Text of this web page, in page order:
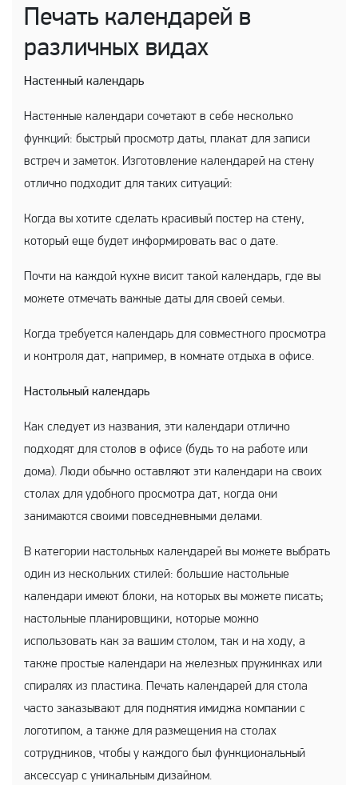
Печать календарей в
различных видах
Настенный календарь
Настенные календари сочетают в себе несколько
функций: быстрый просмотр даты, плакат для записи
встреч и заметок. Изготовление календарей на стену
отлично подходит для таких ситуаций:
Когда вы хотите сделать красивый постер на стену,
который еще будет информировать вас о дате.
Почти на каждой кухне висит такой календарь, где вы
можете отмечать важные даты для своей семьи.
Когда требуется календарь для совместного просмотра
и контроля дат, например, в комнате отдыха в офисе.
Настольный календарь
Как следует из названия, эти календари отлично
подходят для столов в офисе (будь то на работе или
дома). Люди обычно оставляют эти календари на своих
столах для удобного просмотра дат, когда они
занимаются своими повседневными делами.
В категории настольных календарей вы можете выбрать
один из нескольких стилей: большие настольные
календари имеют блоки, на которых вы можете писать;
настольные планировщики, которые можно
использовать как за вашим столом, так и на ходу, а
также простые календари на железных пружинках или
спиралях из пластика. Печать календарей для стола
часто заказывают для поднятия имиджа компании с
логотипом, а также для размещения на столах
сотрудников, чтобы у каждого был функциональный
аксессуар с уникальным дизайном.